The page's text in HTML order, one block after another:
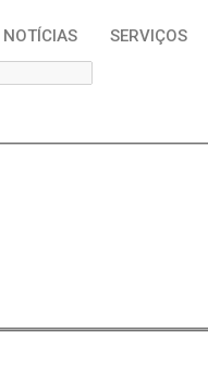
NOTÍCIAS SERVIÇOS